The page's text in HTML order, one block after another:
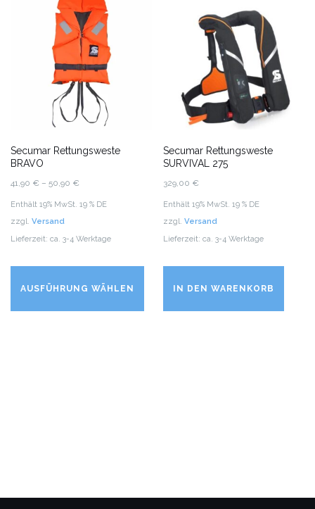
Secumar Rettungsweste
BRAVO
41,90 € – 50,90 €
41,90 €
Enthält 19% MwSt. 19 % DE
zzgl. Versand
Lieferzeit: ca. 3-4 Werktage
AUSFÜHRUNG WÄHLEN
Dieses
Produkt
Secumar Rettungsweste
SURVIVAL 275
329,00 €
Enthält 19% MwSt. 19 % DE
zzgl.Versand
Lieferzeit: ca. 3-4 Werktage
IN DEN WARENKORB